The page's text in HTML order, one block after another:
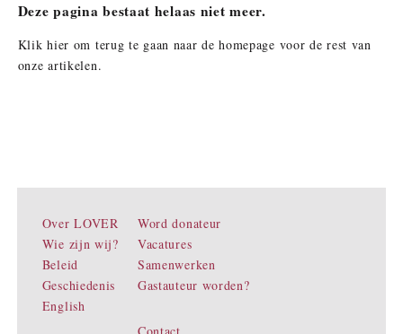
Deze pagina bestaat helaas niet meer.
Klik hier om terug te gaan naar de homepage voor de rest van
onze artikelen.
Over LOVER
Wie zijn wij?
Beleid
Geschiedenis
English
Word donateur
Vacatures
Samenwerken
Gastauteur worden?